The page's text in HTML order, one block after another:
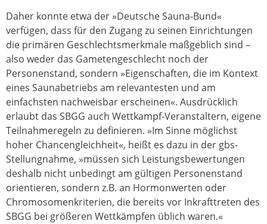
Daher konnte etwa der »Deutsche Sauna-Bund«
verfügen, dass für den Zugang zu seinen Einrichtungen
die primären Geschlechtsmerkmale maßgeblich sind –
also weder das Gametengeschlecht noch der
Personenstand, sondern »Eigenschaften, die im Kontext
eines Saunabetriebs am relevantesten und am
einfachsten nachweisbar erscheinen«. Ausdrücklich
erlaubt das SBGG auch Wettkampf-Veranstaltern, eigene
Teilnahmeregeln zu definieren. »Im Sinne möglichst
hoher Chancengleichheit«, heißt es dazu in der gbs-
Stellungnahme, »müssen sich Leistungsbewertungen
deshalb nicht unbedingt am gültigen Personenstand
orientieren, sondern z.B. an Hormonwerten oder
Chromosomenkriterien, die bereits vor Inkrafttreten des
SBGG bei größeren Wettkämpfen üblich waren.«